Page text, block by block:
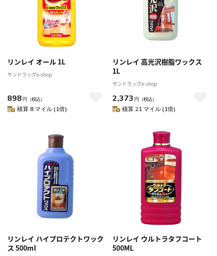
リンレイ オール 1L
サンドラッグe-shop
898 円 （税込）
積算 8 マイル (1倍)
リンレイ 高光沢樹脂ワックス
1L
サンドラッグe-shop
2,373 円 （税込）
積算 21 マイル (1倍)
リンレイ ハイプロテクトワック
ス 500ml
リンレイ ウルトラタフコート
500ML